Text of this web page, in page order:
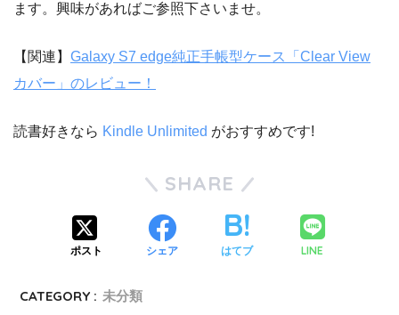
ます。興味があればご参照下さいませ。
【関連】 Galaxy S7 edge純正手帳型ケース「Clear View
カバー」のレビュー！
読書好きなら Kindle Unlimited がおすすめです!
SHARE
ポスト シェア はてブ LINE
CATEGORY : 未分類